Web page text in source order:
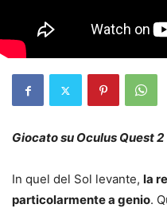
Giocato su Oculus Quest 2
In quel del Sol levante, la
particolarmente a genio.